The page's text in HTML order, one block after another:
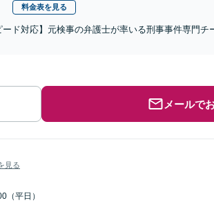
料金表を見る
ード対応】元検事の弁護士が率いる刑事事件専門
メールで
見る
（平日）